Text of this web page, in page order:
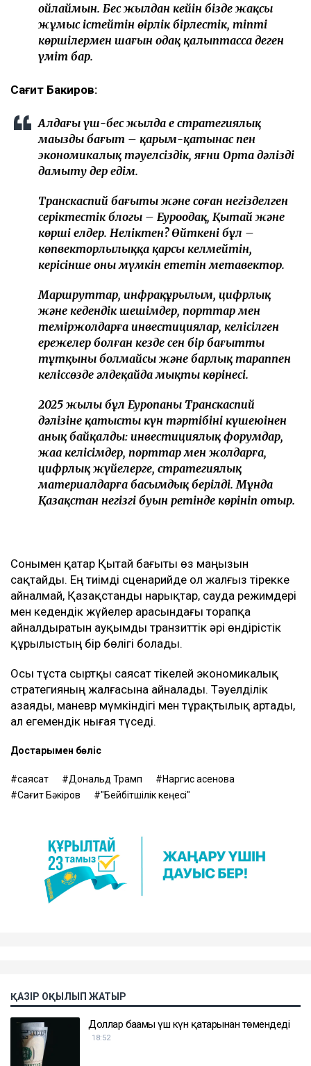
ойлаймын. Бес жылдан кейін бізде жақсы
жұмыс істейтін өңірлік бірлестік, тіпті
көршілермен шағын одақ қалыптасса деген
үміт бар.
Сағит Бакиров:
Алдағы үш-бес жылда ең стратегиялық
маңызды бағыт – қарым-қатынас пен
экономикалық тәуелсіздік, яғни Орта дәлізді
дамыту дер едім.
Транскаспий бағыты және соған негізделген
серіктестік блогы – Еуроодақ, Қытай және
көрші елдер. Неліктен? Өйткені бұл –
көпвекторлылыққа қарсы келмейтін,
керісінше оны мүмкін ететін метавектор.
Маршруттар, инфрақұрылым, цифрлық
және кедендік шешімдер, порттар мен
теміржолдарға инвестициялар, келісілген
ережелер болған кезде сен бір бағыттың
тұтқыны болмайсың және барлық тараппен
келіссөзде әлдеқайда мықты көрінесің.
2025 жылы бұл Еуропаның Транскаспий
дәлізіне қатысты күн тәртібінің күшеюінен
анық байқалды: инвестициялық форумдар,
жаңа келісімдер, порттар мен жолдарға,
цифрлық жүйелерге, стратегиялық
материалдарға басымдық берілді. Мұнда
Қазақстан негізгі буын ретінде көрініп отыр.
Сонымен қатар Қытай бағыты өз маңызын
сақтайды. Ең тиімді сценарийде ол жалғыз тірекке
айналмай, Қазақстанды нарықтар, сауда режимдері
мен кедендік жүйелер арасындағы торапқа
айналдыратын ауқымды транзиттік әрі өндірістік
құрылыстың бір бөлігі болады.
Осы тұста сыртқы саясат тікелей экономикалық
стратегияның жалғасына айналады. Тәуелділік
азаяды, маневр мүмкіндігі мен тұрақтылық артады,
ал егемендік нығая түседі.
Достарыңмен бөліс
саясат Дональд Трамп
Наргис Қасенова
Сағит Бәкіров
"Бейбітшілік кеңесі"
ҚАЗІР ОҚЫЛЫП ЖАТЫР
Доллар бағамы үш күн қатарынан төмендеді
18:52